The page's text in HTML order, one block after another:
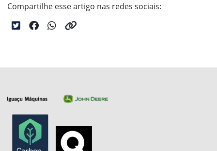
Compartilhe esse artigo nas redes sociais: